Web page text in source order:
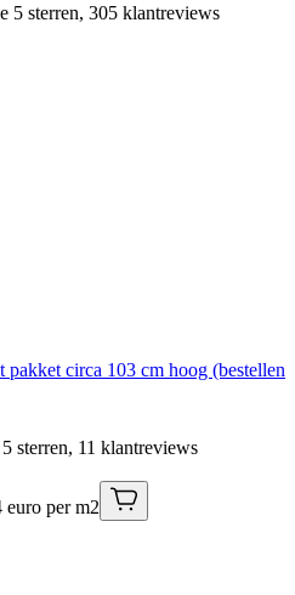
5 sterren, 305 klantreviews
circa 103 cm hoog (bestellen
sterren, 11 klantreviews
euro per m2